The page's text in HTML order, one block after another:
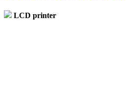
LCD printer